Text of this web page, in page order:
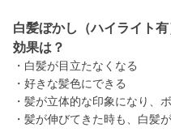
白髪ぼかし（ハイライト
効果は？
・白髪が目立たなくなる
・好きな髪色にできる
・髪が立体的な印象になり、
・髪が伸びてきた時も、白髪